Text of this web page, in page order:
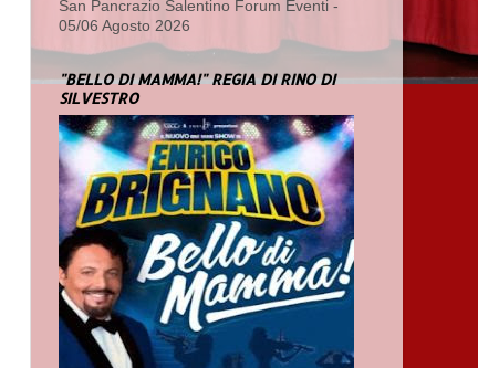
San Pancrazio Salentino Forum Eventi -
05/06 Agosto 2026
"BELLO DI MAMMA!" REGIA DI RINO DI
SILVESTRO